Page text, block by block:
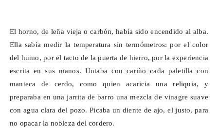
El horno, de leña vieja o carbón, había sido encendido al alba.
Ella sabía medir la temperatura sin termómetros: por el color
del humo, por el tacto de la puerta de hierro, por la experiencia
escrita en sus manos. Untaba con cariño cada paletilla con
manteca de cerdo, como quien acaricia una reliquia, y
preparaba en una jarrita de barro una mezcla de vinagre suave
con agua clara del pozo. Picaba un diente de ajo, el justo, para
no opacar la nobleza del cordero.